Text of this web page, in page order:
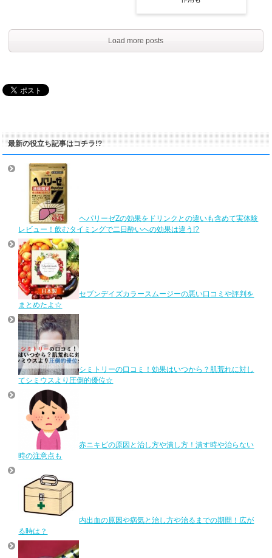
Load more posts
最新の役立ち記事はコチラ!?
ヘパリーゼZの効果をドリンクとの違いも含めて実体験
レビュー！飲むタイミングで二日酔いへの効果は違う!?
セブンデイズカラースムージーの悪い口コミや評判を
まとめたよ☆
シミトリーの口コミ！効果はいつから？肌荒れに対し
てシミウスより圧倒的優位☆
赤ニキビの原因と治し方や潰し方！潰す時や治らない
時の注意点も
内出血の原因や病気と治し方や治るまでの期間！広が
る時は？